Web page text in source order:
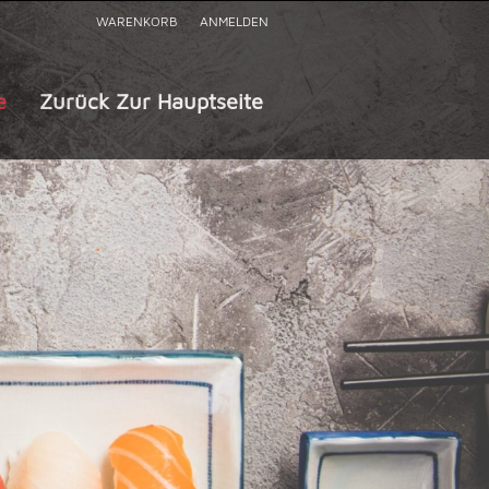
WARENKORB ANMELDEN
Zurück Zur Hauptseite